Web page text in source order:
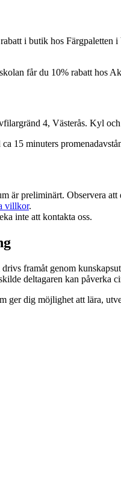
i butik hos
får du 10% rabatt hos
4, Västerås. Kyl
15 minuters
är preliminärt. Observera
villkor.
inte att kontakta oss.
framåt genom
deltagaren kan påverka
ger dig möjlighet att lära,